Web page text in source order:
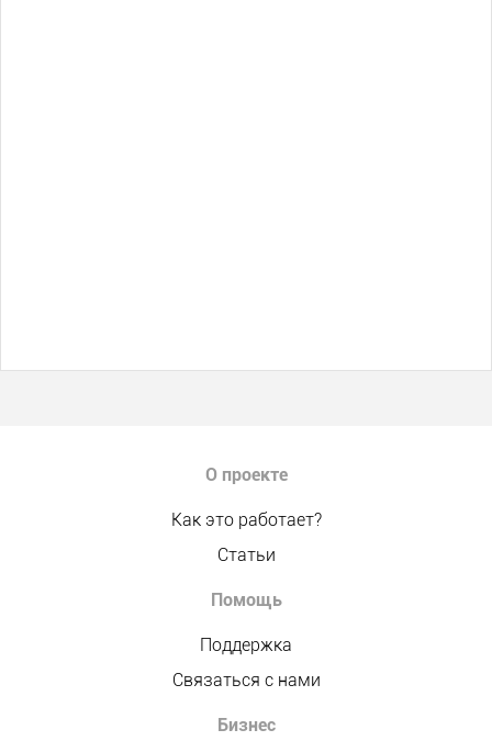
О проекте
Как это работает?
Статьи
Помощь
Поддержка
Связаться с нами
Бизнес